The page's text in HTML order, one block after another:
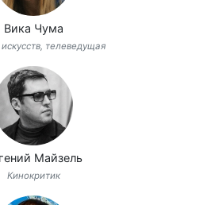
Вика Чума
телеведущая
Майзель
Кинокритик